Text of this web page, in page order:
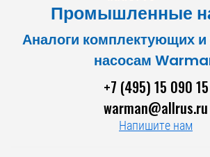
Промышленные
Аналоги комплектующих и
насосам
+7 (495) 15 090 15
warman@allrus.ru
Напишите нам